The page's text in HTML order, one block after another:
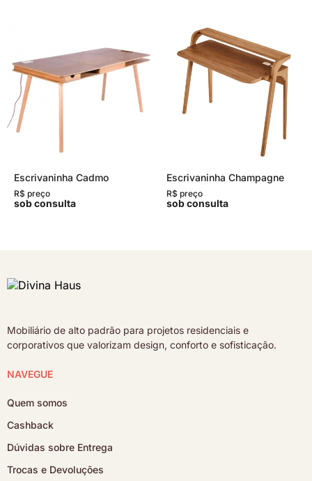
Escrivaninha Cadmo
R$ preço
sob consulta
Escrivaninha Champagne
R$ preço
sob consulta
Mobiliário de alto padrão para projetos residenciais e
corporativos que valorizam design, conforto e sofisticação.
NAVEGUE
Quem somos
Cashback
Dúvidas sobre Entrega
Trocas e Devoluções